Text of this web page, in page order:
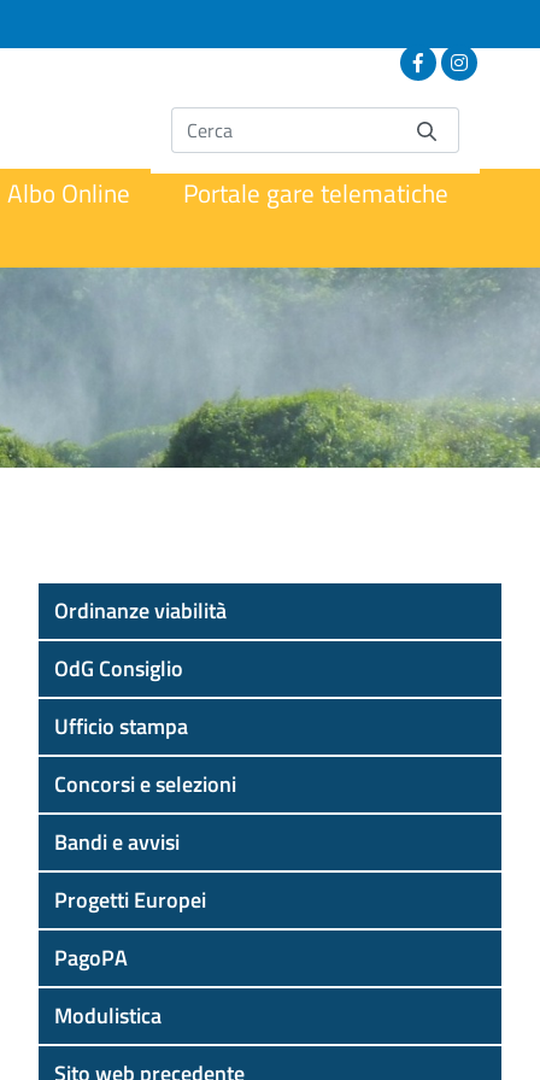
Albo Online
Portale gare telematiche
Ordinanze viabilità
OdG Consiglio
Ufficio stampa
Concorsi e selezioni
Bandi e avvisi
Progetti Europei
PagoPA
Modulistica